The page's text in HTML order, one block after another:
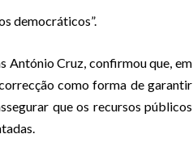
democráticos”.
António Cruz, confirmou que, em
como forma de garantir
que os recursos públicos